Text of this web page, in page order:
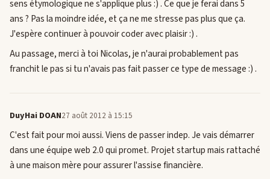
sens étymologique ne s'applique plus :) . Ce que je ferai dans 5
ans ? Pas la moindre idée, et ça ne me stresse pas plus que ça.
J'espère continuer à pouvoir coder avec plaisir :) .
Au passage, merci à toi Nicolas, je n'aurai probablement pas
franchit le pas si tu n'avais pas fait passer ce type de message :) .
DuyHai DOAN27 août 2012 à 15:15
C'est fait pour moi aussi. Viens de passer indep. Je vais démarrer
dans une équipe web 2.0 qui promet. Projet startup mais rattaché
à une maison mère pour assurer l'assise financière.